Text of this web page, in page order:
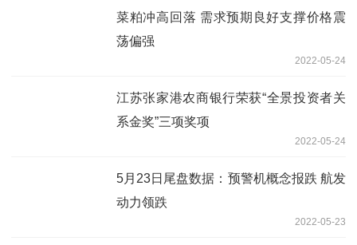
菜粕冲高回落 需求预期良好支撑价格震
荡偏强
2022-05-24
江苏张家港农商银行荣获“全景投资者关
系金奖”三项奖项
2022-05-24
5月23日尾盘数据：预警机概念报跌 航发
动力领跌
2022-05-23